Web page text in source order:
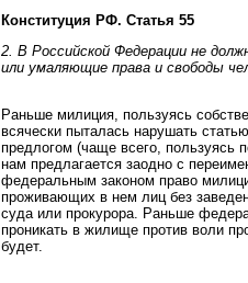
Конституция РФ. Статья 55
2. В Российской Федерации не
или умаляющие права и свободы
Раньше милиция, пользуясь
всячески пыталась нарушать
предлогом (чаще всего, пользуясь
нам предлагается заодно с
федеральным законом право
проживающих в нем лиц без
суда или прокурора. Раньше
проникать в жилище против воли
будет.